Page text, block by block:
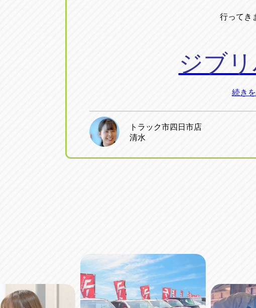
行ってき
ジブ
続き
トラック市四日市店
清水